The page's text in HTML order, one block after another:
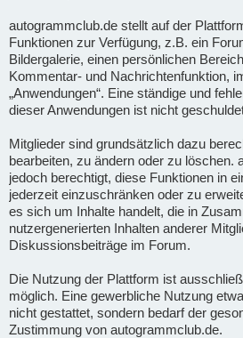
autogrammclub.de stellt auf der
Funktionen zur Verfügung, z.B. ein
Bildergalerie, einen persönlichen
Kommentar- und Nachrichtenfunktion,
„Anwendungen“. Eine ständige und
dieser Anwendungen ist nicht
Mitglieder sind grundsätzlich dazu
bearbeiten, zu ändern oder zu löschen.
jedoch berechtigt, diese Funktionen in
jederzeit einzuschränken oder zu
es sich um Inhalte handelt, die in
nutzergenerierten Inhalten anderer
Diskussionsbeiträge im Forum.
Die Nutzung der Plattform ist
möglich. Eine gewerbliche Nutzung
nicht gestattet, sondern bedarf der
Zustimmung von autogrammclub.de.